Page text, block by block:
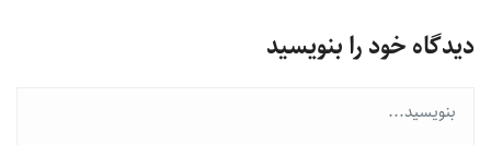
دیدگاه خود را بنویسید